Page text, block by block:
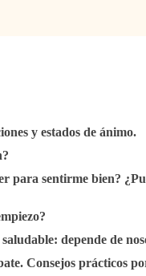
y estados de ánimo.
para sentirme bien?
depende de
Consejos prácticos